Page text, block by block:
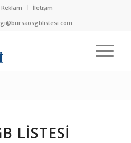
Reklam
İletişim
LİSTESİ